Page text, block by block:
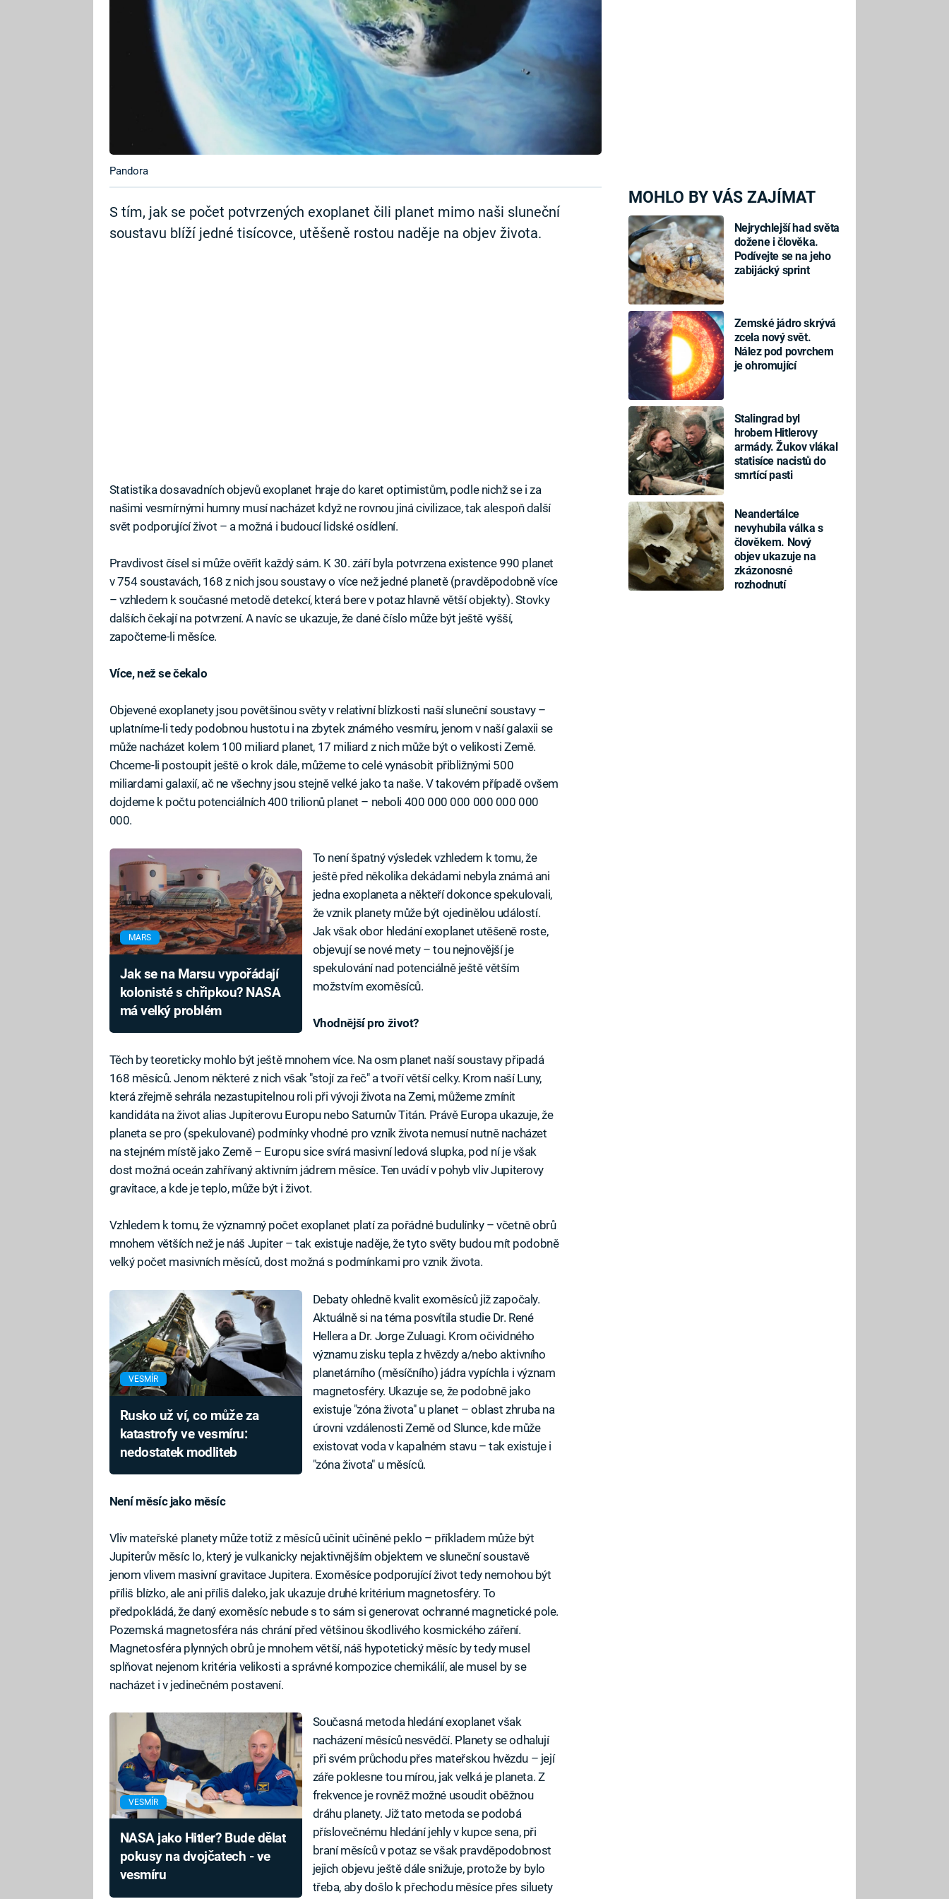
MOHLO BY VÁS ZAJÍMAT
Nejrychlejší had světa
dožene i člověka.
Podívejte se na jeho
zabijácký sprint
Zemské jádro skrývá
zcela nový svět.
Nález pod povrchem
je ohromující
Stalingrad byl
hrobem Hitlerovy
armády. Žukov vlákal
statisíce nacistů do
smrtící pasti
Neandertálce
nevyhubila válka s
člověkem. Nový
objev ukazuje na
zkázonosné
rozhodnutí
Pandora
S tím, jak se počet potvrzených exoplanet čili planet mimo naši sluneční
soustavu blíží jedné tisícovce, utěšeně rostou naděje na objev života.
Statistika dosavadních objevů exoplanet hraje do karet optimistům, podle nichž se i za
našimi vesmírnými humny musí nacházet když ne rovnou jiná civilizace, tak alespoň další
svět podporující život – a možná i budoucí lidské osídlení.
Pravdivost čísel si může ověřit každý sám. K 30. září byla potvrzena existence 990 planet
v 754 soustavách, 168 z nich jsou soustavy o více než jedné planetě (pravděpodobně více
– vzhledem k současné metodě detekcí, která bere v potaz hlavně větší objekty). Stovky
dalších čekají na potvrzení. A navíc se ukazuje, že dané číslo může být ještě vyšší,
započteme-li měsíce.
Více, než se čekalo
Objevené exoplanety jsou povětšinou světy v relativní blízkosti naší sluneční soustavy –
uplatníme-li tedy podobnou hustotu i na zbytek známého vesmíru, jenom v naší galaxii se
může nacházet kolem 100 miliard planet, 17 miliard z nich může být o velikosti Země.
Chceme-li postoupit ještě o krok dále, můžeme to celé vynásobit přibližnými 500
miliardami galaxií, ač ne všechny jsou stejně velké jako ta naše. V takovém případě ovšem
dojdeme k počtu potenciálních 400 trilionů planet – neboli 400 000 000 000 000 000
000.
MARS
Jak se na Marsu vypořádají
kolonisté s chřipkou? NASA
má velký problém
To není špatný výsledek vzhledem k tomu, že
ještě před několika dekádami nebyla známá ani
jedna exoplaneta a někteří dokonce spekulovali,
že vznik planety může být ojedinělou událostí.
Jak však obor hledání exoplanet utěšeně roste,
objevují se nové mety – tou nejnovější je
spekulování nad potenciálně ještě větším
možstvím exoměsíců.
Vhodnější pro život?
Těch by teoreticky mohlo být ještě mnohem více. Na osm planet naší soustavy připadá
168 měsíců. Jenom některé z nich však "stojí za řeč" a tvoří větší celky. Krom naší Luny,
která zřejmě sehrála nezastupitelnou roli při vývoji života na Zemi, můžeme zmínit
kandidáta na život alias Jupiterovu Europu nebo Saturnův Titán. Právě Europa ukazuje, že
planeta se pro (spekulované) podmínky vhodné pro vznik života nemusí nutně nacházet
na stejném místě jako Země – Europu sice svírá masivní ledová slupka, pod ní je však
dost možná oceán zahřívaný aktivním jádrem měsíce. Ten uvádí v pohyb vliv Jupiterovy
gravitace, a kde je teplo, může být i život.
Vzhledem k tomu, že významný počet exoplanet platí za pořádné budulínky – včetně obrů
mnohem větších než je náš Jupiter – tak existuje naděje, že tyto světy budou mít podobně
velký počet masivních měsíců, dost možná s podmínkami pro vznik života.
VESMÍR
Rusko už ví, co může za
katastrofy ve vesmíru:
nedostatek modliteb
Debaty ohledně kvalit exoměsíců již započaly.
Aktuálně si na téma posvítila studie Dr. René
Hellera a Dr. Jorge Zuluagi. Krom očividného
významu zisku tepla z hvězdy a/nebo aktivního
planetárního (měsíčního) jádra vypíchla i význam
magnetosféry. Ukazuje se, že podobně jako
existuje "zóna života" u planet – oblast zhruba na
úrovni vzdálenosti Země od Slunce, kde může
existovat voda v kapalném stavu – tak existuje i
"zóna života" u měsíců.
Není měsíc jako měsíc
Vliv mateřské planety může totiž z měsíců učinit učiněné peklo – příkladem může být
Jupiterův měsíc Io, který je vulkanicky nejaktivnějším objektem ve sluneční soustavě
jenom vlivem masivní gravitace Jupitera. Exoměsíce podporující život tedy nemohou být
příliš blízko, ale ani příliš daleko, jak ukazuje druhé kritérium magnetosféry. To
předpokládá, že daný exoměsíc nebude s to sám si generovat ochranné magnetické pole.
Pozemská magnetosféra nás chrání před většinou škodlivého kosmického záření.
Magnetosféra plynných obrů je mnohem větší, náš hypotetický měsíc by tedy musel
splňovat nejenom kritéria velikosti a správné kompozice chemikálií, ale musel by se
nacházet i v jedinečném postavení.
VESMÍR
NASA jako Hitler? Bude dělat
pokusy na dvojčatech - ve
vesmíru
Současná metoda hledání exoplanet však
nacházení měsíců nesvědčí. Planety se odhalují
při svém průchodu přes mateřskou hvězdu – její
záře poklesne tou mírou, jak velká je planeta. Z
frekvence je rovněž možné usoudit oběžnou
dráhu planety. Již tato metoda se podobá
příslovečnému hledání jehly v kupce sena, při
braní měsíců v potaz se však pravděpodobnost
jejich objevu ještě dále snižuje, protože by bylo
třeba, aby došlo k přechodu měsíce přes siluety